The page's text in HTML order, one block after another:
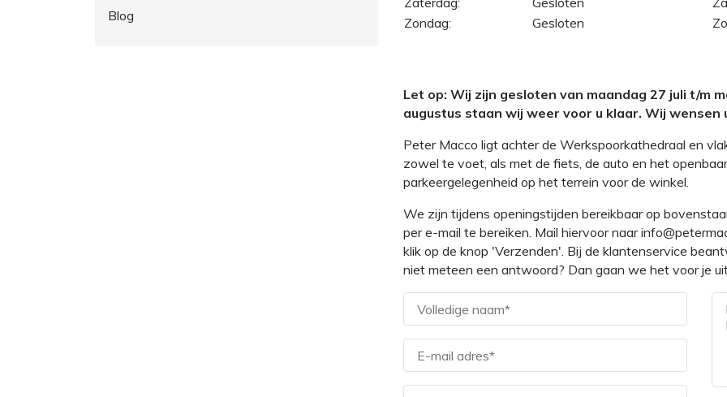
Zondag:
Gesloten
Let op: Wij zijn gesloten van maandag 27 juli t/m
augustus staan wij weer voor u klaar. Wij
Peter Macco ligt achter de Werkspoorkathedraal en
zowel te voet, als met de fiets, de auto en het
parkeergelegenheid op het terrein voor de winkel.
We zijn tijdens openingstijden bereikbaar op
per e-mail te bereiken. Mail hiervoor naar
klik op de knop 'Verzenden'. Bij de klantenservice
niet meteen een antwoord? Dan gaan we het voor je
Blog